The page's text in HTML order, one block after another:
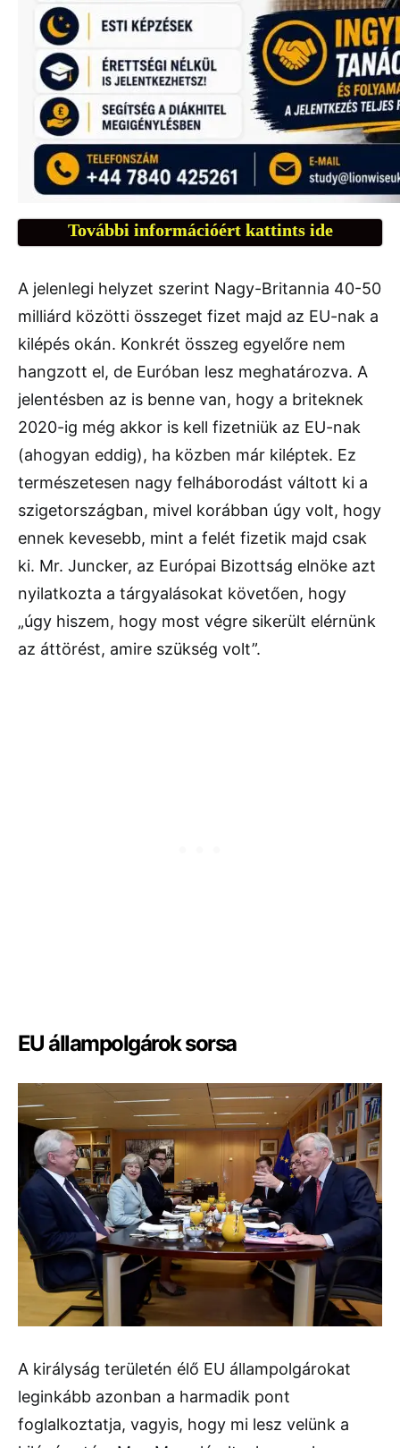
További információért kattints ide
A jelenlegi helyzet szerint Nagy-Britannia 40-50
milliárd közötti összeget fizet majd az EU-nak a
kilépés okán. Konkrét összeg egyelőre nem
hangzott el, de Euróban lesz meghatározva. A
jelentésben az is benne van, hogy a briteknek
2020-ig még akkor is kell fizetniük az EU-nak
(ahogyan eddig), ha közben már kiléptek. Ez
természetesen nagy felháborodást váltott ki a
szigetországban, mivel korábban úgy volt, hogy
ennek kevesebb, mint a felét fizetik majd csak
ki. Mr. Juncker, az Európai Bizottság elnöke azt
nyilatkozta a tárgyalásokat követően, hogy
„úgy hiszem, hogy most végre sikerült elérnünk
az áttörést, amire szükség volt”.
EU állampolgárok sorsa
A királyság területén élő EU állampolgárokat
leginkább azonban a harmadik pont
foglalkoztatja, vagyis, hogy mi lesz velünk a